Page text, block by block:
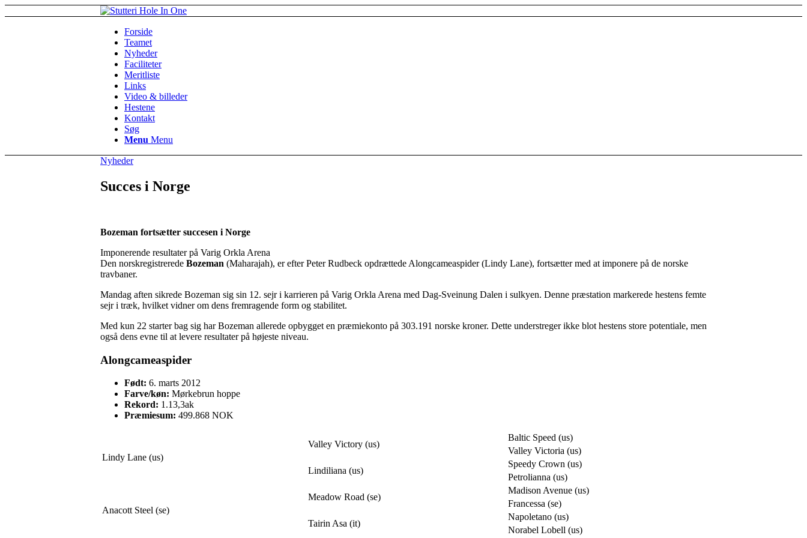
Forside
Teamet
Nyheder
Faciliteter
Meritliste
Links
Video & billeder
Hestene
Kontakt
Søg
Menu Menu
Nyheder
Succes i Norge
Bozeman fortsætter succesen i Norge
Imponerende resultater på Varig Orkla Arena
Den norskregistrerede Bozeman (Maharajah), er efter Peter Rudbeck opdrættede Alongcameaspider (Lindy Lane), fortsætter med at imponere på de norske
travbaner.
Mandag aften sikrede Bozeman sig sin 12. sejr i karrieren på Varig Orkla Arena med Dag-Sveinung Dalen i sulkyen. Denne præstation markerede hestens femte
sejr i træk, hvilket vidner om dens fremragende form og stabilitet.
Med kun 22 starter bag sig har Bozeman allerede opbygget en præmiekonto på 303.191 norske kroner. Dette understreger ikke blot hestens store potentiale, men
også dens evne til at levere resultater på højeste niveau.
Alongcameaspider
Født: 6. marts 2012
Farve/køn: Mørkebrun hoppe
Rekord: 1.13,3ak
Præmiesum: 499.868 NOK
Lindy Lane (us)
Valley Victory (us)
Baltic Speed (us)
Valley Victoria (us)
Lindiliana (us)
Speedy Crown (us)
Petrolianna (us)
Anacott Steel (se)
Meadow Road (se)
Madison Avenue (us)
Francessa (se)
Tairin Asa (it)
Napoletano (us)
Norabel Lobell (us)